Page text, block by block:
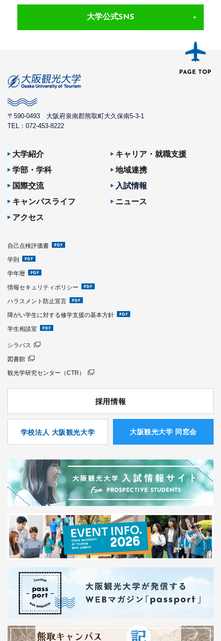
大学公式SNS
〒590-0493 大阪府泉南郡熊取町大久保南5-3-1
TEL：072-453-8222
大学紹介
キャリア・就職支援
学部・学科
地域連携
国際交流
入試情報
キャンパスライフ
ニュース
アクセス
自己点検評価書
学則
学年暦
情報セキュリティポリシー
ハラスメント防止宣言
障がい学生に対する修学支援の基本方針
学生相談室
シラバス
図書館
観光学研究センター（CTR）
採用情報
学校法人 大阪観光大学 ⼤阪観光⼤学 同窓会